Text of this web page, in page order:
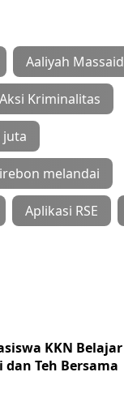
Aaliyah Massaid
Aksi Kriminalitas
juta
melandai
Aplikasi RSE
KKN Belajar
Teh Bersama